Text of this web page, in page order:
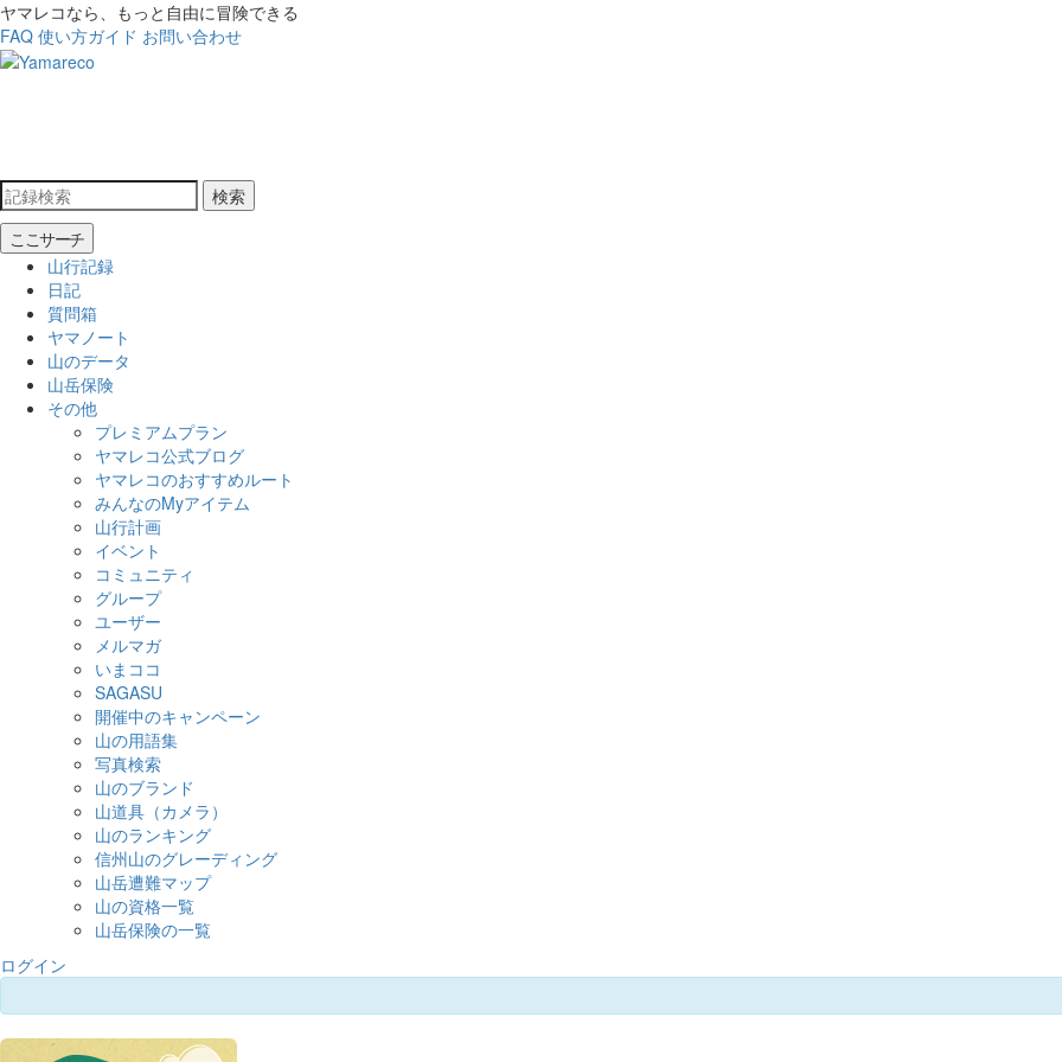
ヤマレコなら、もっと自由に冒険できる
FAQ 使い方ガイド お問い合わせ
検索
ここサーチ
山行記録
日記
質問箱
ヤマノート
山のデータ
山岳保険
その他
プレミアムプラン
ヤマレコ公式ブログ
ヤマレコのおすすめルート
みんなのMyアイテム
山行計画
イベント
コミュニティ
グループ
ユーザー
メルマガ
いまココ
SAGASU
開催中のキャンペーン
山の用語集
写真検索
山のブランド
山道具（カメラ）
山のランキング
信州山のグレーディング
山岳遭難マップ
山の資格一覧
山岳保険の一覧
ログイン